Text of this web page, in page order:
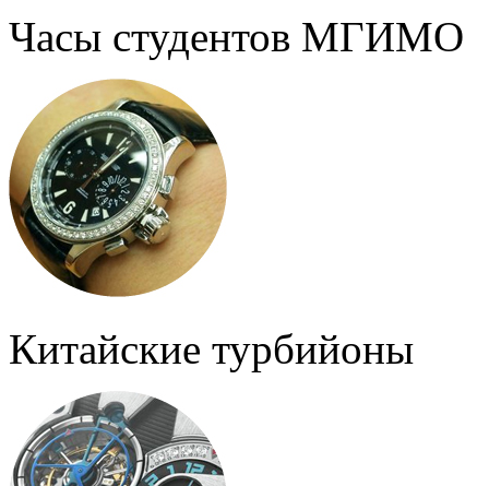
Часы студентов МГИМО
Китайские турбийоны